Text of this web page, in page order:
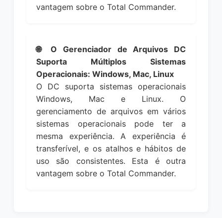
vantagem sobre o Total Commander.
🌐 O Gerenciador de Arquivos DC
Suporta Múltiplos Sistemas
Operacionais: Windows, Mac, Linux
O DC suporta sistemas operacionais
Windows, Mac e Linux. O
gerenciamento de arquivos em vários
sistemas operacionais pode ter a
mesma experiência. A experiência é
transferível, e os atalhos e hábitos de
uso são consistentes. Esta é outra
vantagem sobre o Total Commander.